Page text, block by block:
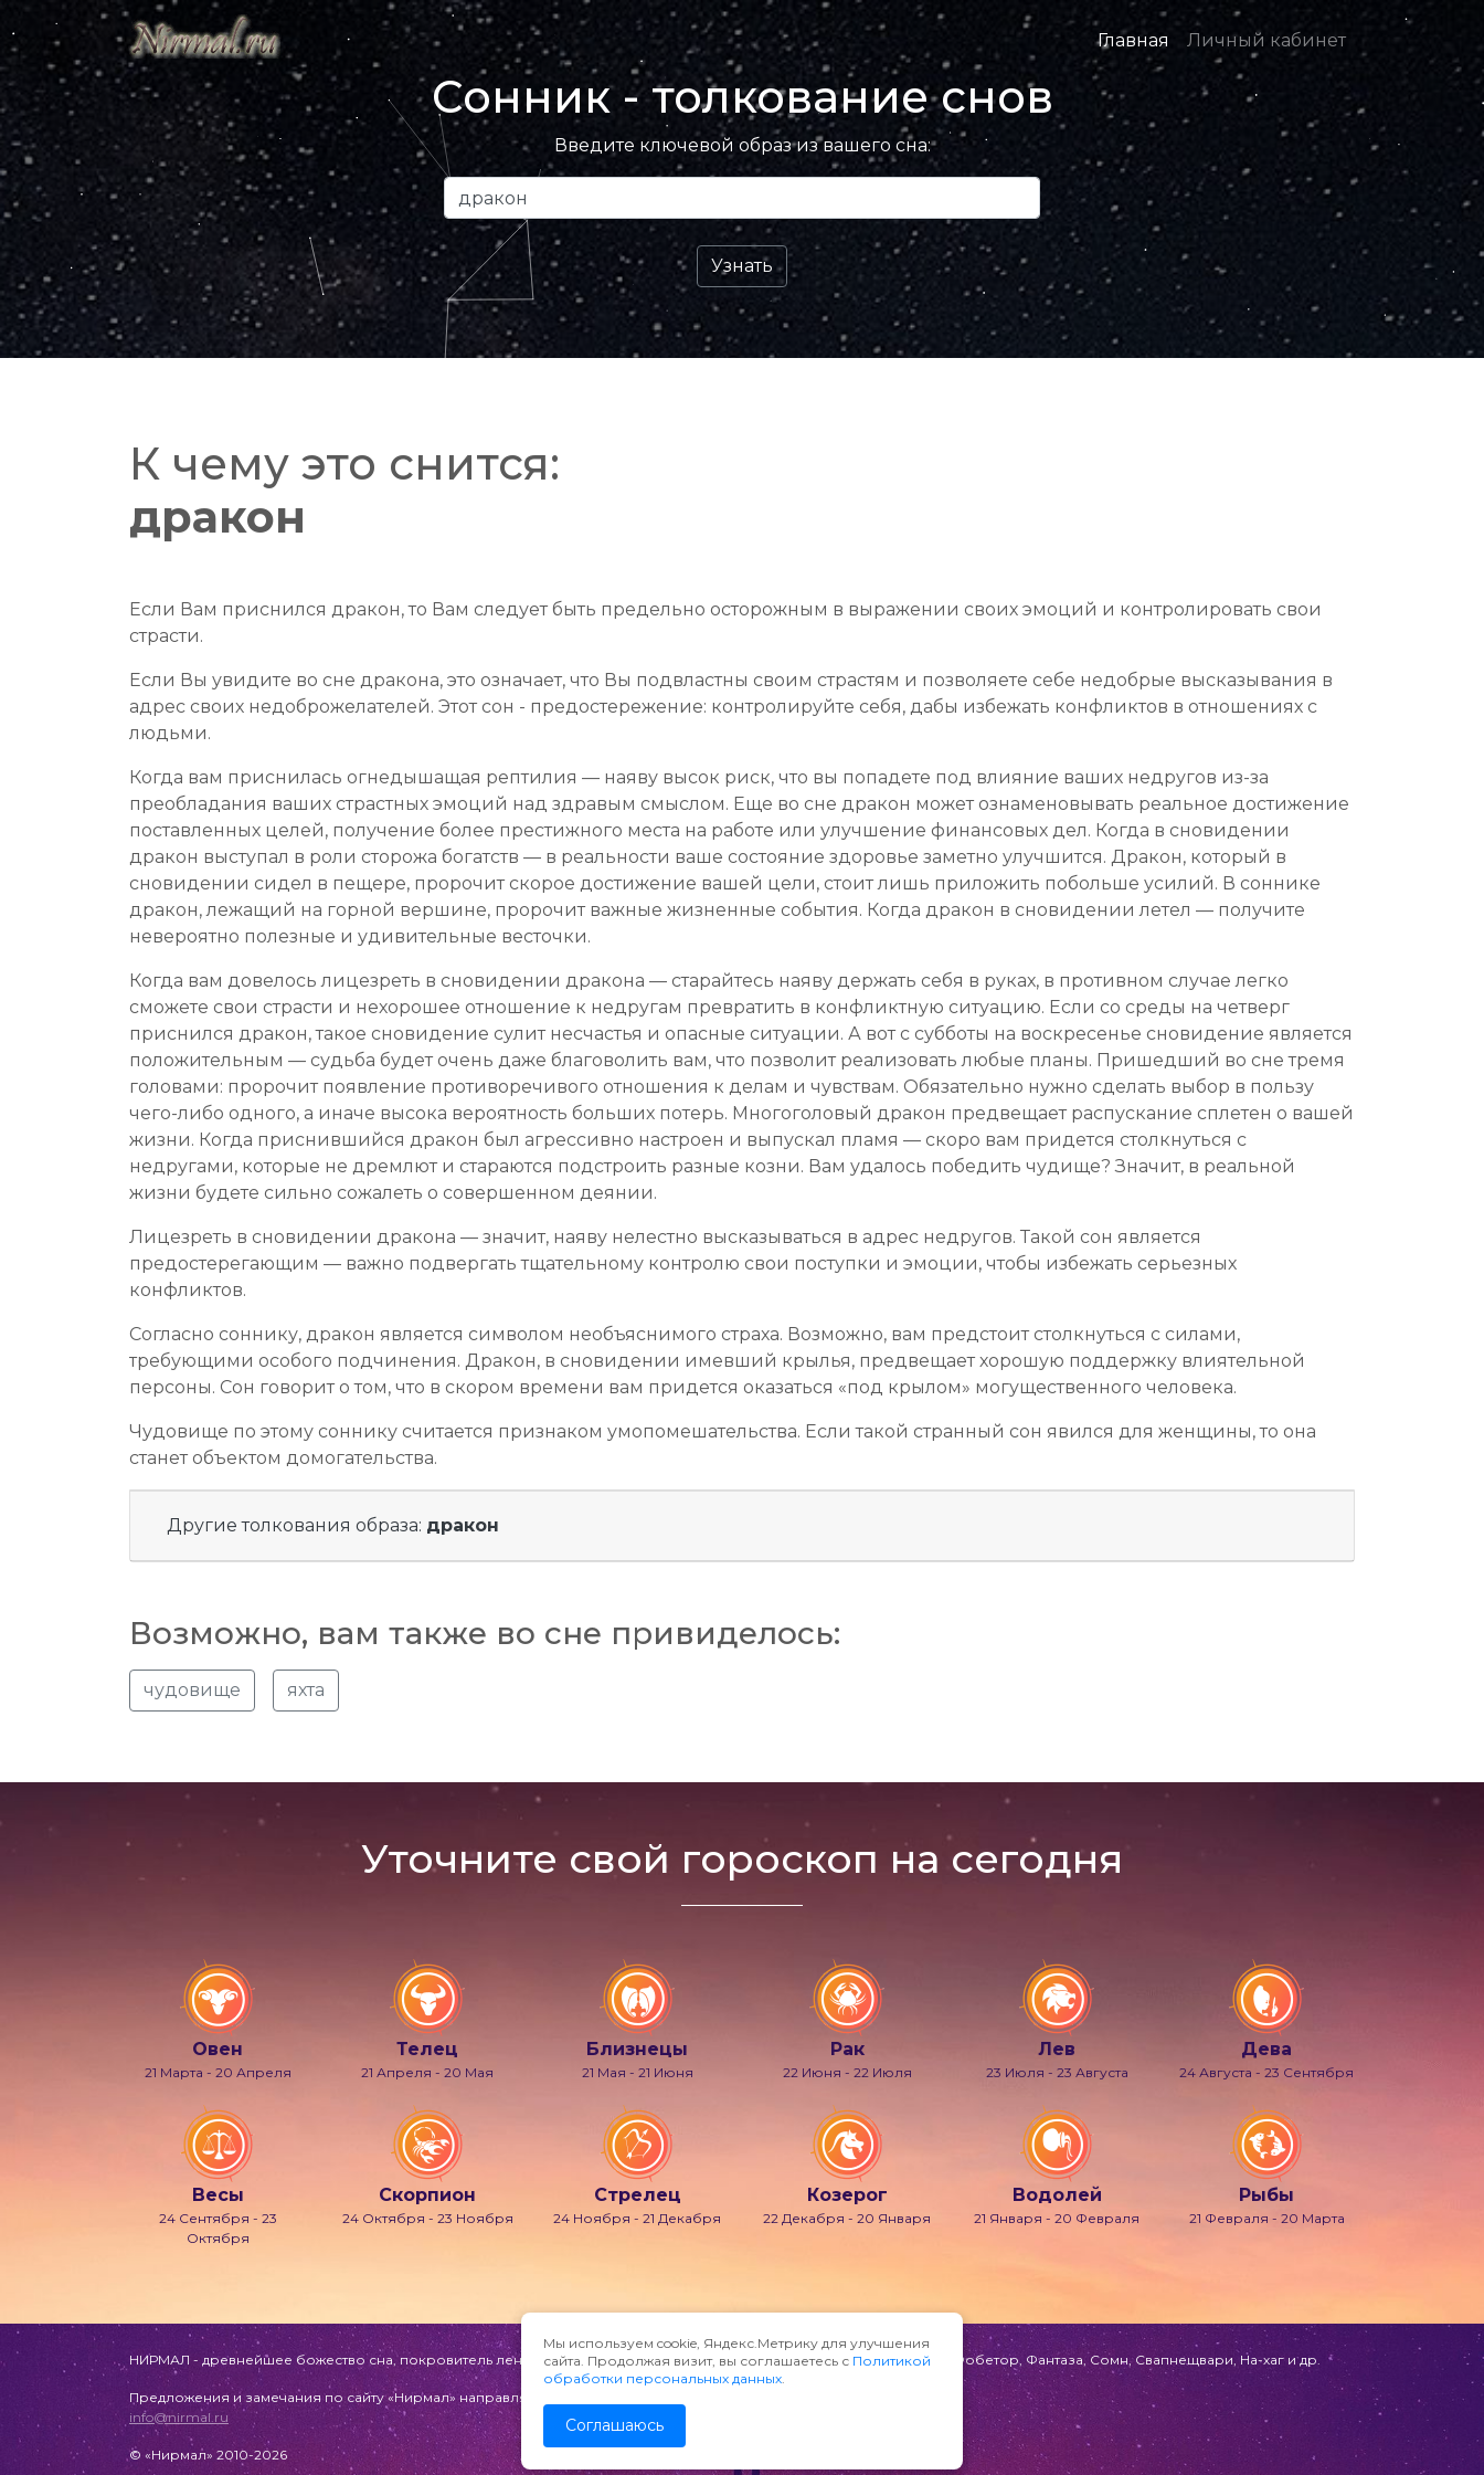
Главная Личный кабинет
Сонник - толкование снов
Введите ключевой образ из вашего сна:
К чему это снится:
дракон
Если Вам приснился дракон, то Вам следует быть предельно осторожным в выражении своих эмоций и контролировать свои
страсти.
Если Вы увидите во сне дракона, это означает, что Вы подвластны своим страстям и позволяете себе недобрые высказывания в
адрес своих недоброжелателей. Этот сон - предостережение: контролируйте себя, дабы избежать конфликтов в отношениях с
людьми.
Когда вам приснилась огнедышащая рептилия — наяву высок риск, что вы попадете под влияние ваших недругов из-за
преобладания ваших страстных эмоций над здравым смыслом. Еще во сне дракон может ознаменовывать реальное достижение
поставленных целей, получение более престижного места на работе или улучшение финансовых дел. Когда в сновидении
дракон выступал в роли сторожа богатств — в реальности ваше состояние здоровье заметно улучшится. Дракон, который в
сновидении сидел в пещере, пророчит скорое достижение вашей цели, стоит лишь приложить побольше усилий. В соннике
дракон, лежащий на горной вершине, пророчит важные жизненные события. Когда дракон в сновидении летел — получите
невероятно полезные и удивительные весточки.
Когда вам довелось лицезреть в сновидении дракона — старайтесь наяву держать себя в руках, в противном случае легко
сможете свои страсти и нехорошее отношение к недругам превратить в конфликтную ситуацию. Если со среды на четверг
приснился дракон, такое сновидение сулит несчастья и опасные ситуации. А вот с субботы на воскресенье сновидение является
положительным — судьба будет очень даже благоволить вам, что позволит реализовать любые планы. Пришедший во сне тремя
головами: пророчит появление противоречивого отношения к делам и чувствам. Обязательно нужно сделать выбор в пользу
чего-либо одного, а иначе высока вероятность больших потерь. Многоголовый дракон предвещает распускание сплетен о вашей
жизни. Когда приснившийся дракон был агрессивно настроен и выпускал пламя — скоро вам придется столкнуться с
недругами, которые не дремлют и стараются подстроить разные козни. Вам удалось победить чудище? Значит, в реальной
жизни будете сильно сожалеть о совершенном деянии.
Лицезреть в сновидении дракона — значит, наяву нелестно высказываться в адрес недругов. Такой сон является
предостерегающим — важно подвергать тщательному контролю свои поступки и эмоции, чтобы избежать серьезных
конфликтов.
Согласно соннику, дракон является символом необъяснимого страха. Возможно, вам предстоит столкнуться с силами,
требующими особого подчинения. Дракон, в сновидении имевший крылья, предвещает хорошую поддержку влиятельной
персоны. Сон говорит о том, что в скором времени вам придется оказаться «под крылом» могущественного человека.
Чудовище по этому соннику считается признаком умопомешательства. Если такой странный сон явился для женщины, то она
станет объектом домогательства.
Другие толкования образа: дракон
Возможно, вам также во сне привиделось:
чудовище яхта
Уточните свой гороскоп на сегодня
Овен
21 Марта - 20 Апреля
Телец
21 Апреля - 20 Мая
Близнецы
21 Мая - 21 Июня
Рак
22 Июня - 22 Июля
Лев
23 Июля - 23 Августа
Дева
24 Августа - 23 Сентября
Весы
24 Сентября - 23
Октября
Скорпион
24 Октября - 23 Ноября
Стрелец
24 Ноября - 21 Декабря
Козерог
22 Декабря - 20 Января
Водолей
21 Января - 20 Февраля
Рыбы
21 Февраля - 20 Марта
НИРМАЛ - древнейшее божество сна, покровитель лени и мечтаний, также известно под именами Гипнос, Морфей, Фобетор, Фантаза, Сомн, Свапнещвари, На-хаг и др.
Предложения и замечания по сайту «Нирмал» направляйте по адресу:
info@nirmal.ru
© «Нирмал» 2010-2026
Мы используем cookie, Яндекс.Метрику для улучшения
сайта. Продолжая визит, вы соглашаетесь с Политикой
обработки персональных данных.
Соглашаюсь